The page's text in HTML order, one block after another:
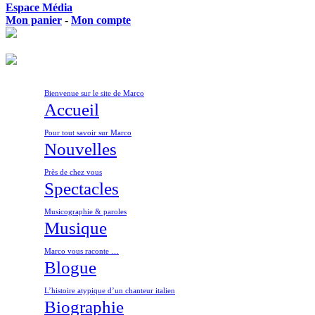
Espace Média
Mon panier - Mon compte
Bienvenue sur le site de Marco
Accueil
Pour tout savoir sur Marco
Nouvelles
Près de chez vous
Spectacles
Musicographie & paroles
Musique
Marco vous raconte …
Blogue
L’histoire atypique d’un chanteur italien
Biographie